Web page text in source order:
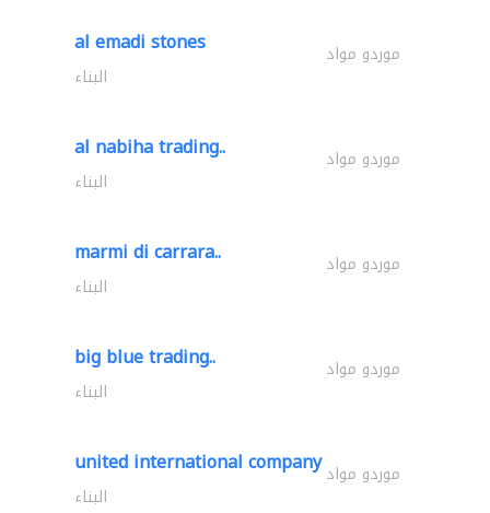
al emadi stones موردو مواد
البناء
al nabiha trading.. موردو مواد
البناء
marmi di carrara.. موردو مواد
البناء
big blue trading.. موردو مواد
البناء
united international companyموردو مواد
البناء